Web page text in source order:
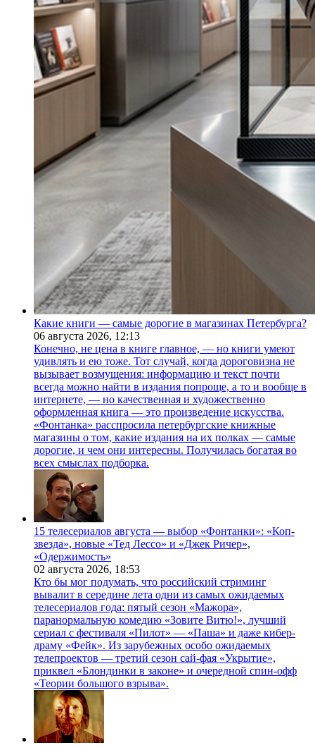
Какие книги — самые дорогие в магазинах Петербурга?
06 августа 2026, 12:13
Конечно, не цена в книге главное, — но книги умеют
удивлять и ею тоже. Тот случай, когда дороговизна не
вызывает возмущения: информацию и текст почти
всегда можно найти в издания попроще, а то и вообще в
интернете, — но качественная и художественно
оформленная книга — это произведение искусства.
«Фонтанка» расспросила петербургские книжные
магазины о том, какие издания на их полках — самые
дорогие, и чем они интересны. Получилась богатая во
всех смыслах подборка.
15 телесериалов августа — выбор «Фонтанки»: «Коп-
звезда», новые «Тед Лессо» и «Джек Ричер»,
«Одержимость»
02 августа 2026, 18:53
Кто бы мог подумать, что российский стриминг
вывалит в середине лета одни из самых ожидаемых
телесериалов года: пятый сезон «Мажора»,
паранормальную комедию «Зовите Витю!», лучший
сериал с фестиваля «Пилот» — «Паша» и даже кибер-
драму «Фейк». Из зарубежных особо ожидаемых
телепроектов — третий сезон сай-фая «Укрытие»,
приквел «Блондинки в законе» и очередной спин-офф
«Теории большого взрыва».